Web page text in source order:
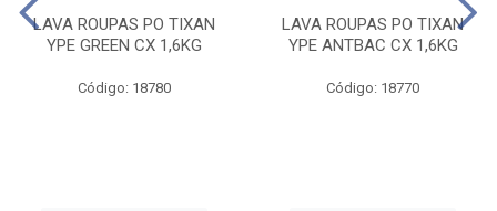
LAVA ROUPAS PO TIXAN
YPE GREEN CX 1,6KG
Código: 18780
LAVA ROUPAS PO TIXAN
YPE ANTBAC CX 1,6KG
Código: 18770